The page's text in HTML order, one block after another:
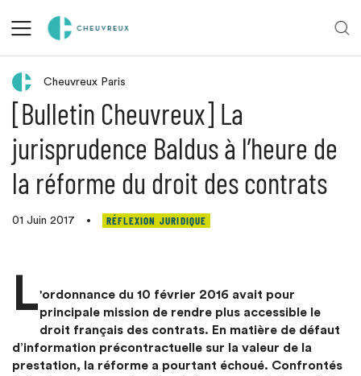
Retour aux actualités
Cheuvreux Paris
[Bulletin Cheuvreux] La
jurisprudence Baldus à l’heure de
la réforme du droit des contrats
01 Juin 2017 • RÉFLEXION JURIDIQUE
L'ordonnance du 10 février 2016 avait pour
principale mission de rendre plus accessible le
droit français des contrats. En matière de défaut
d’information précontractuelle sur la valeur de la
prestation, la réforme a pourtant échoué. Confrontés